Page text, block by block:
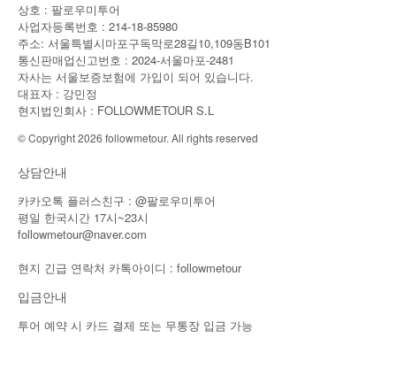
상호 : 팔로우미투어
사업자등록번호 : 214-18-85980
주소: 서울특별시마포구독막로28길10,109동B101
통신판매업신고번호 : 2024-서울마포-2481
자사는 서울보증보험에 가입이 되어 있습니다.
대표자 : 강민정
현지법인회사 : FOLLOWMETOUR S.L
© Copyright 2026 followmetour. All rights reserved
상담안내
카카오톡 플러스친구 : @팔로우미투어
평일 한국시간 17시~23시
followmetour@naver.com
현지 긴급 연락처 카톡아이디 : followmetour
입금안내
투어 예약 시 카드 결제 또는 무통장 입금 가능